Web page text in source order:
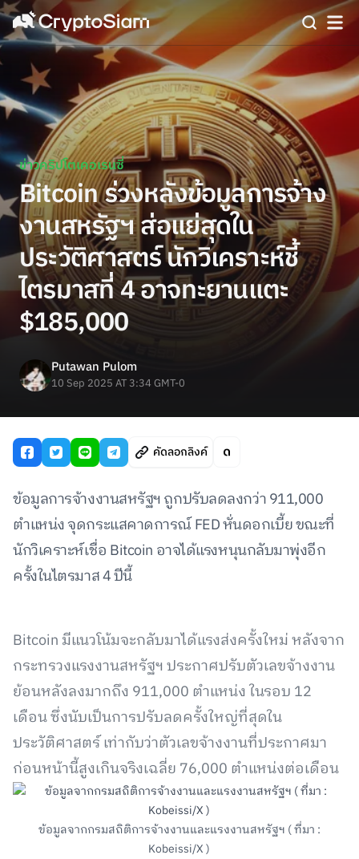
ข่าวคริปโตเคอเรนซี่
Bitcoin ร่วงหลังข้อมูลการจ้าง
งานสหรัฐฯ ส่อแย่สุดใน
ประวัติศาสตร์ นักวิเคราะห์ชี้
ไตรมาสที่ 4 อาจทะยานแตะ
$185,000
Putawan Pulom
10 Sep 2025 AT 3:34 GMT-0
คัดลอกลิงค์
ข้อมูลการจ้างงานสหรัฐฯ ถูกปรับลดลงกว่า 911,000
ตำแหน่ง จุดกระแสคาดการณ์ FED หั่นดอกเบี้ย ขณะที่
นักวิเคราะห์เชื่อ Bitcoin อาจได้แรงหนุนกลับมาพุ่งอีก
ครั้งในไตรมาส 4 ปีนี้
Bitcoin มีแนวโน้มจะกลับมาได้แรงส่งครั้งใหม่ หลังจาก
กระทรวงแรงงานสหรัฐฯ ประกาศปรับตัวเลขจ้างงาน
ย้อนหลังลงมากถึง 911,000 ตำแหน่ง ในรอบ 12
เดือน ซึ่งนับเป็นการปรับลดครั้งใหญ่ที่สุดใน
ประวัติศาสตร์ เท่ากับว่าตัวเลขจ้างงานที่ประกาศมา
ก่อนหน้านี้สูงเกินจริงเฉลี่ย 76,000 ตำแหน่งต่อเดือน
ข้อมูลจากกรมสถิติการจ้างงานและแรงงานสหรัฐฯ ( ที่มา :
Kobeissi/X )